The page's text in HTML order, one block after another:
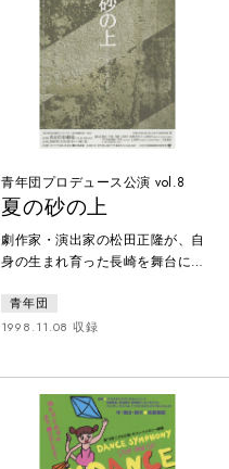
青年団プロデュース公演 vol.8
夏の砂の上
劇作家・演出家の松田正隆が、自
身の生まれ育った長崎を舞台に描
曲・シナリオ賞を受賞した代表
作。演出・平田オリザとのコンビ
次ぐ２作めとなる。職を無くし妻
に家出される主人公と、彼を取り
巻く人々の心情を、何気ない会話
から細やかに映し出す。
青年団
1998.11.08 収録